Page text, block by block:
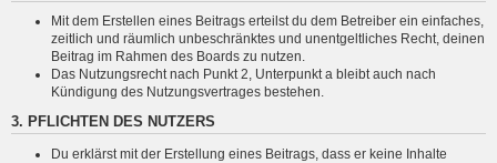
Mit dem Erstellen eines Beitrags erteilst du dem Betreiber ein einfaches,
zeitlich und räumlich unbeschränktes und unentgeltliches Recht, deinen
Beitrag im Rahmen des Boards zu nutzen.
Das Nutzungsrecht nach Punkt 2, Unterpunkt a bleibt auch nach
Kündigung des Nutzungsvertrages bestehen.
3. PFLICHTEN DES NUTZERS
Du erklärst mit der Erstellung eines Beitrags, dass er keine Inhalte